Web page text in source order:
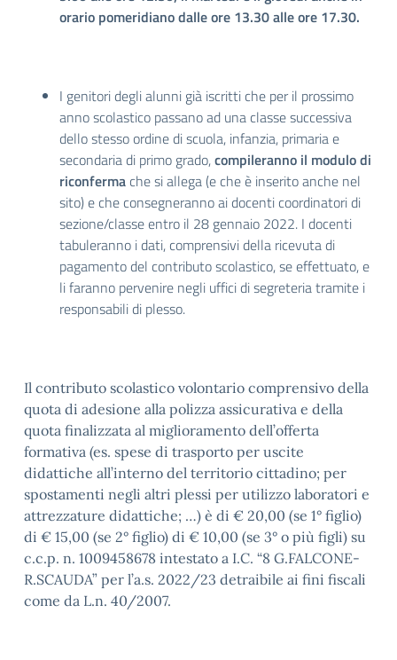
orario pomeridiano dalle ore 13.30 alle ore 17.30.
I genitori degli alunni già iscritti che per il prossimo
anno scolastico passano ad una classe successiva
dello stesso ordine di scuola, infanzia, primaria e
secondaria di primo grado,compileranno il modulodi
riconferma che si allega (e che è inserito anche nel
sito) e che consegneranno ai docenti coordinatori di
sezione/classe entro il 28 gennaio 2022. I docenti
tabuleranno i dati, comprensivi della ricevuta di
pagamento del contributo scolastico, se effettuato, e
li faranno pervenire negli uffici di segreteria tramite i
responsabili di plesso.
Il contributo scolastico volontario comprensivo della
quota di adesione alla polizza assicurativa e della
quota finalizzata al miglioramento dell’offerta
formativa (es. spese di trasporto per uscite
didattiche all’interno del territorio cittadino; per
spostamenti negli altri plessi per utilizzo laboratori e
attrezzature didattiche; …) è di € 20,00 (se 1° figlio)
di € 15,00 (se 2° figlio) di € 10,00 (se 3° o più figli) su
c.c.p. n. 1009458678 intestato a I.C. “8 G.FALCONE-
R.SCAUDA” per l’a.s. 2022/23 detraibile ai fini fiscali
come da L.n. 40/2007.